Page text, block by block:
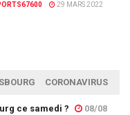
29 MARS 2022
CORONAVIRUS
ce samedi ?
08/08